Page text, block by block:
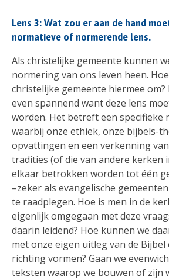
Lens 3: Wat zou er aan de hand
normatieve of normerende lens.
Als christelijke gemeente kunnen
normering van ons leven heen.
christelijke gemeente hiermee
even spannend want deze lens
worden. Het betreft een specifieke
waarbij onze ethiek, onze bijbels-
opvattingen en een verkenning
tradities (of die van andere kerken
elkaar betrokken worden tot één
–zeker als evangelische
te raadplegen. Hoe is men in de
eigenlijk omgegaan met deze
daarin leidend? Hoe kunnen we
met onze eigen uitleg van de
richting vormen? Gaan we
teksten waarop we bouwen of zijn